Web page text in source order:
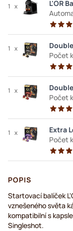
1 x
L'OR
1 x
Počet
1 x
Počet
1 x
Extra
Počet
POPIS
Startovací balíček
vznešeného světa
kompatibilní s
Singleshot.